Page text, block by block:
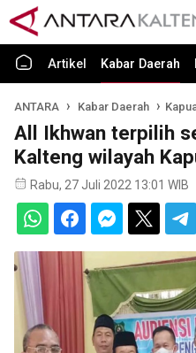
Artikel Kabar Daerah
ANTARA Kabar Daerah
All Ikhwan terpilih
Kalteng wilayah
Rabu, 27 Juli 2022 13:01 WIB